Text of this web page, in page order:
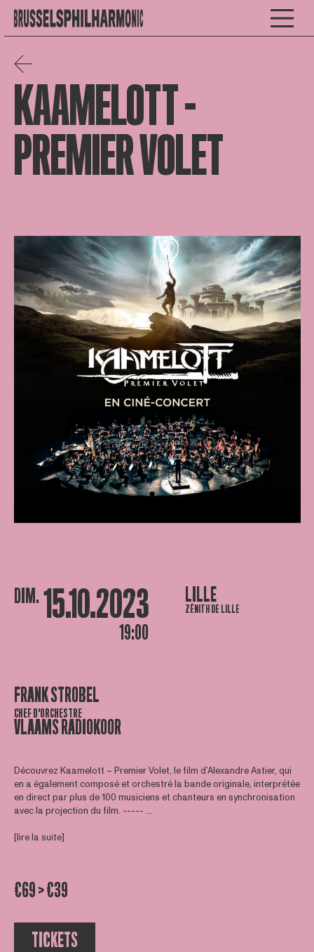
KAAMELOTT –
PREMIER VOLET
DIM. 15.10.2023
19:00
LILLE
ZÉNITH DE LILLE
FRANK STROBEL
CHEF D'ORCHESTRE
VLAAMS RADIOKOOR
Découvrez Kaamelott – Premier Volet, le film d’Alexandre Astier, qui
en a également composé et orchestré la bande originale, interprétée
en direct par plus de 100 musiciens et chanteurs en synchronisation
avec la projection du film. ----- ...
[lire la suite]
€69 > €39
TICKETS